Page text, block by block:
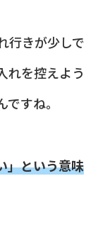
行きが少しで
れを控えよう
すね。
」という意味